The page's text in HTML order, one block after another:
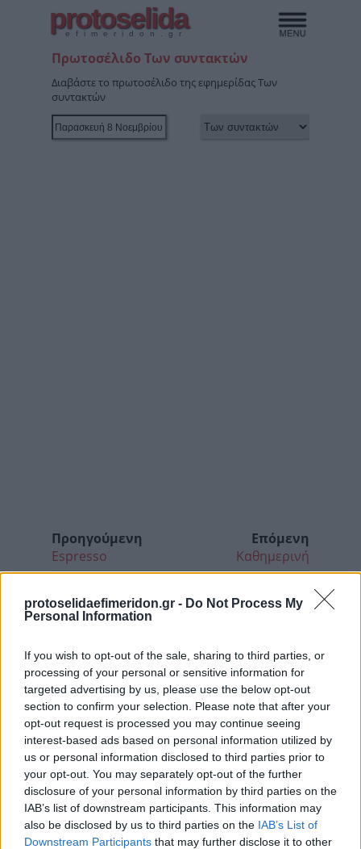
protoselidaefimeridon.gr - Do Not Process My
Personal Information
If you wish to opt-out of the sale, sharing to third parties, or
processing of your personal or sensitive information for
targeted advertising by us, please use the below opt-out
section to confirm your selection. Please note that after your
opt-out request is processed you may continue seeing
interest-based ads based on personal information utilized by
us or personal information disclosed to third parties prior to
your opt-out. You may separately opt-out of the further
disclosure of your personal information by third parties on the
IAB’s list of downstream participants. This information may
also be disclosed by us to third parties on the IAB’s List of
Downstream Participants that may further disclose it to other
protoselida
efimeridon.gr
Πρωτοσέλιδο Των συντακτών
Διαβάστε το πρωτοσέλιδο της εφημερίδας Των
συντακτών
Προηγούμενη
Espresso
Επόμενη
Καθημερινή